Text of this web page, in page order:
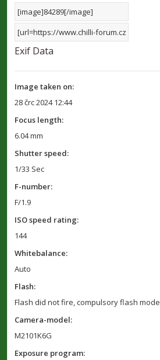
Exif Data
Image taken on:
28 črc 2024 12:44
Focus length:
6.04 mm
Shutter speed:
1/33 Sec
F-number:
F/1.9
ISO speed rating:
144
Whitebalance:
Auto
Flash:
Flash did not fire, compulsory flash mode
Camera-model:
M2101K6G
Exposure program: